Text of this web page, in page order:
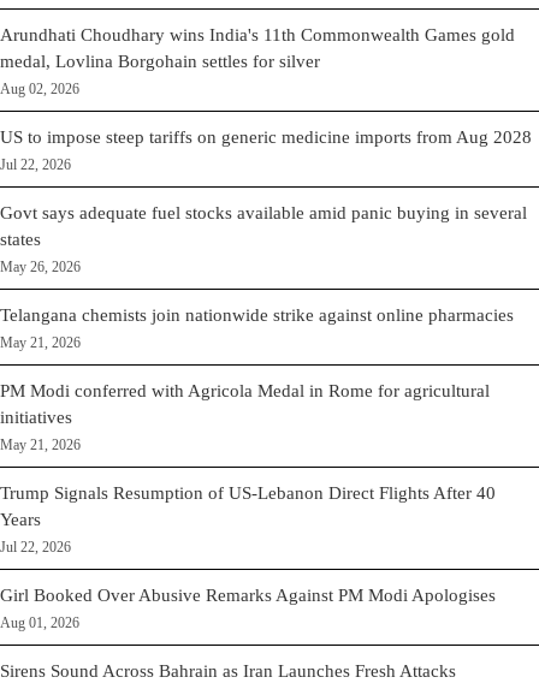
Arundhati Choudhary wins India's 11th Commonwealth Games gold
medal, Lovlina Borgohain settles for silver
Aug 02, 2026
US to impose steep tariffs on generic medicine imports from Aug 2028
Jul 22, 2026
Govt says adequate fuel stocks available amid panic buying in several
states
May 26, 2026
Telangana chemists join nationwide strike against online pharmacies
May 21, 2026
PM Modi conferred with Agricola Medal in Rome for agricultural
initiatives
May 21, 2026
Trump Signals Resumption of US-Lebanon Direct Flights After 40
Years
Jul 22, 2026
Girl Booked Over Abusive Remarks Against PM Modi Apologises
Aug 01, 2026
Sirens Sound Across Bahrain as Iran Launches Fresh Attacks